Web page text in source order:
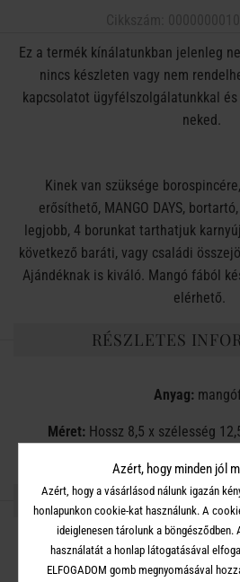
Ez a termék kínálatunkban jelenleg
nincs készleten vagy nem
kapcsolatot ügyfélszolgálatunkkal
neked.
Kinek van szüksége
erősíthető, MANGO DAYS,
legjobb, 4 borunkat tarthatjuk
következő baráti, vagy családi
Ajándéknak is kiváló. Mangó fából
elérhető.
RÉSZLETES
Anyag:
Méret: Hossz 8,5 x szélesség
OSZD MEG
Azért, hogy minden jól
Azért, hogy a vásárlásod nálunk igazán
honlapunkon cookie-kat használunk. A
ideiglenesen tárolunk a
használatát a honlap látogatásával
ELFOGADOM gomb megnyomásával